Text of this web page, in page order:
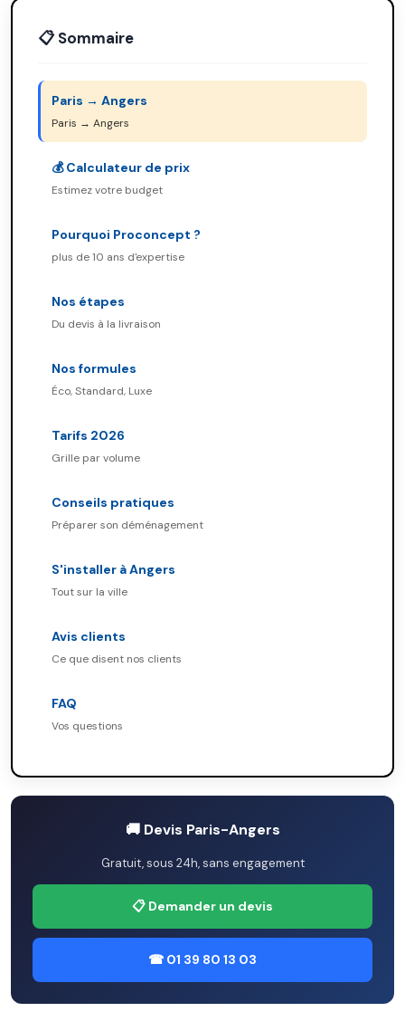
📋 Sommaire
Paris → Angers
Paris → Angers
💰 Calculateur de prix
Estimez votre budget
Pourquoi Proconcept ?
plus de 10 ans d'expertise
Nos étapes
Du devis à la livraison
Nos formules
Éco, Standard, Luxe
Tarifs 2026
Grille par volume
Conseils pratiques
Préparer son déménagement
S'installer à Angers
Tout sur la ville
Avis clients
Ce que disent nos clients
FAQ
Vos questions
🚚 Devis Paris-Angers
Gratuit, sous 24h, sans engagement
📋 Demander un devis
☎ 01 39 80 13 03